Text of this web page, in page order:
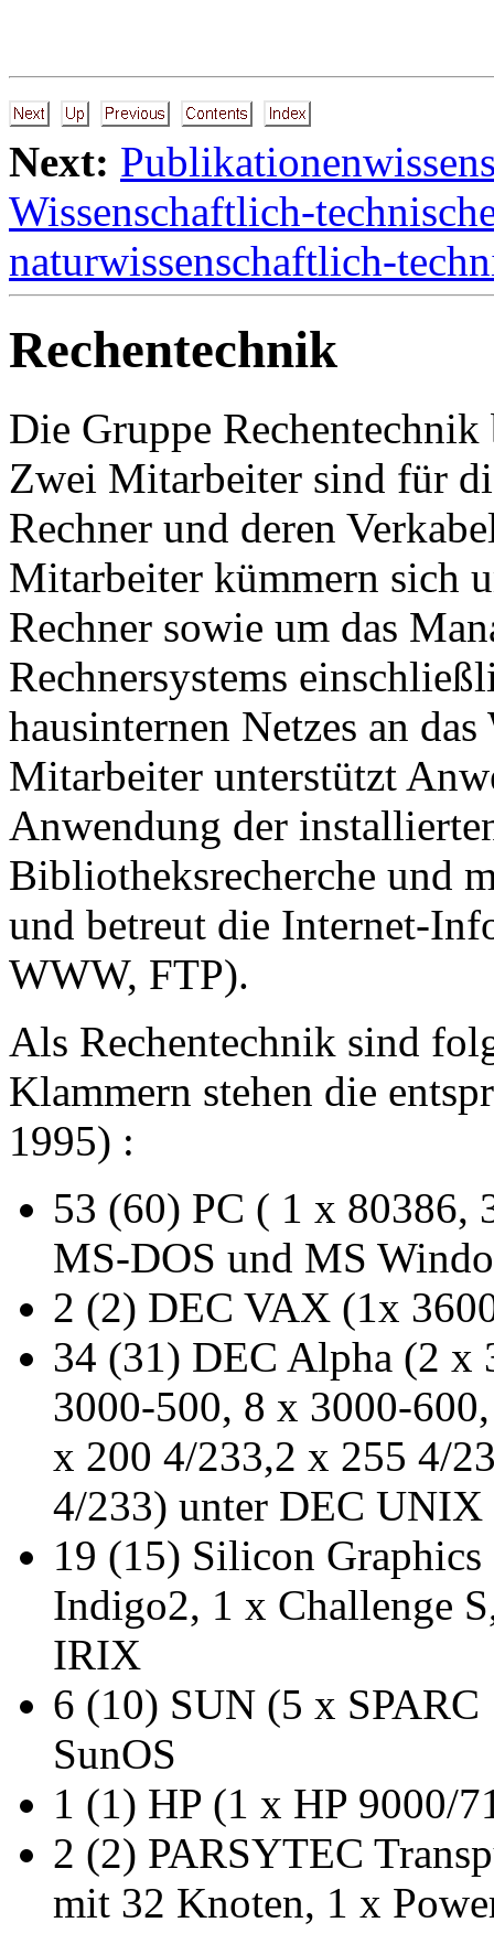
Next:
Wissenschaftlich-
naturwissenschaftlich-
Rechentechnik
Die Gruppe
Zwei Mitarbeiter sind für
Rechner und deren
Mitarbeiter kümmern sich
Rechner sowie um das
Rechnersystems
hausinternen Netzes an
Mitarbeiter unterstützt
Anwendung der
Bibliotheksrecherche und
und betreut die Internet-
WWW, FTP).
Als Rechentechnik sind
Klammern stehen die
1995) :
53 (60) PC ( 1 x 80386,
MS-DOS und MS
2 (2) DEC VAX (1x
34 (31) DEC Alpha (2 x
3000-500, 8 x 3000-
x 200 4/233,2 x 255 4/
4/233) unter DEC
19 (15) Silicon
Indigo2, 1 x Challenge
IRIX
6 (10) SUN (5 x
SunOS
1 (1) HP (1 x HP 9000/
2 (2) PARSYTEC
mit 32 Knoten, 1 x